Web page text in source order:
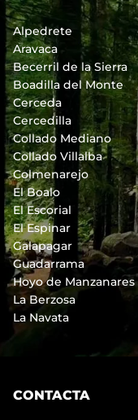
Alpedrete
Aravaca
Becerril de la Sierra
Boadilla del Monte
Cerceda
Cercedilla
Collado Mediano
Collado Villalba
Colmenarejo
El Boalo
El Escorial
El Espinar
Galapagar
Guadarrama
Hoyo de Manzanares
La Berzosa
La Navata
CONTACTA